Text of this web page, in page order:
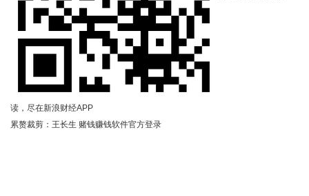
读，尽在新浪财经APP
累赘裁剪：王长生 赌钱赚钱软件官方登录